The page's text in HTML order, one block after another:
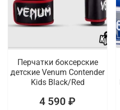
Перчатки боксерские
детские Venum Contender
Kids Black/Red
4 590 ₽